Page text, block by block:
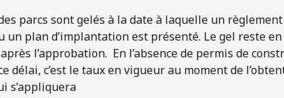
parcs sont gelés à la date à laquelle un
un plan d’implantation est présenté. Le gel reste
l’approbation. En l’absence de permis de
délai, c’est le taux en vigueur au moment de
s’appliquera